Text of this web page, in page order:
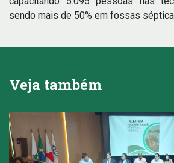
sendo mais de 50% em fossas
Veja também